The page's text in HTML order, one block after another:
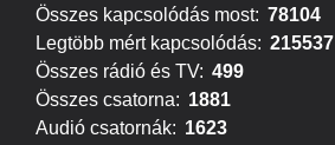
Összes kapcsolódás most: 78104
Legtöbb mért kapcsolódás: 215537
Összes rádió és TV: 499
Összes csatorna: 1881
Audió csatornák: 1623